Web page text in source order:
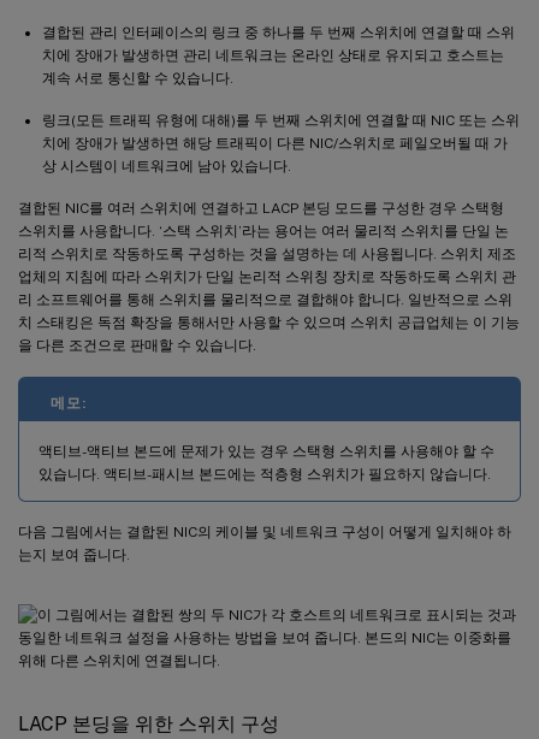
결합된 관리 인터페이스의 링크 중 하나를 두 번째 스위치에 연결할 때 스위
치에 장애가 발생하면 관리 네트워크는 온라인 상태로 유지되고 호스트는
계속 서로 통신할 수 있습니다.
링크(모든 트래픽 유형에 대해)를 두 번째 스위치에 연결할 때 NIC 또는 스위
치에 장애가 발생하면 해당 트래픽이 다른 NIC/스위치로 페일오버될 때 가
상 시스템이 네트워크에 남아 있습니다.
결합된 NIC를 여러 스위치에 연결하고 LACP 본딩 모드를 구성한 경우 스택형
스위치를 사용합니다. ‘스택 스위치’라는 용어는 여러 물리적 스위치를 단일 논
리적 스위치로 작동하도록 구성하는 것을 설명하는 데 사용됩니다. 스위치 제조
업체의 지침에 따라 스위치가 단일 논리적 스위칭 장치로 작동하도록 스위치 관
리 소프트웨어를 통해 스위치를 물리적으로 결합해야 합니다. 일반적으로 스위
치 스태킹은 독점 확장을 통해서만 사용할 수 있으며 스위치 공급업체는 이 기능
을 다른 조건으로 판매할 수 있습니다.
메모:
액티브-액티브 본드에 문제가 있는 경우 스택형 스위치를 사용해야 할 수
있습니다. 액티브-패시브 본드에는 적층형 스위치가 필요하지 않습니다.
다음 그림에서는 결합된 NIC의 케이블 및 네트워크 구성이 어떻게 일치해야 하
는지 보여 줍니다.
LACP 본딩을 위한 스위치 구성